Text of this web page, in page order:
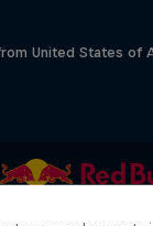
United States of